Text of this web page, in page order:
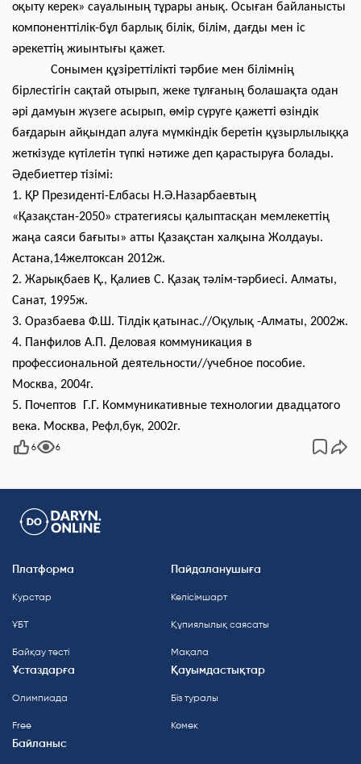
оқыту керек» сауалының тұрары анық. Осыған байланысты
компоненттілік-бұл барлық білік, білім, дағды мен іс
әрекеттің жиынтығы қажет.
Сонымен құзіреттілікті тәрбие мен білімнің
бірлестігін сақтай отырып, жеке тұлғаның болашақта одан
әрі дамуын жүзеге асырып, өмір сүруге қажетті өзіндік
бағдарын айқындап алуға мүмкіндік беретін құзырлылыққа
жеткізуде күтілетін түпкі нәтиже деп қарастыруға болады.
Әдебиеттер тізімі:
1. ҚР Президенті-Елбасы Н.Ә.Назарбаевтың
«Қазақстан-2050» стратегиясы қалыптасқан мемлекеттің
жаңа саяси бағыты» атты Қазақстан халқына Жолдауы.
Астана,14желтоксан 2012ж.
2. Жарықбаев Қ., Қалиев С. Қазақ тәлім-тәрбиесі. Алматы,
Санат, 1995ж.
3. Оразбаева Ф.Ш. Тілдік қатынас.//Оқулық -Алматы, 2002ж.
4. Панфилов А.П. Деловая коммуникация в
профессиональной деятельности//учебное пособие.
Москва, 2004г.
5. Почептов Г.Г. Коммуникативные технологии двадцатого
века. Москва, Рефл,бук, 2002г.
6 6
Платформа
Курстар
ҰБТ
Байқау тесті
Пайдаланушыға
Келісімшарт
Құпиялылық саясаты
Мақала
Ұстаздарға
Олимпиада
Free
Қауымдастықтар
Біз туралы
Көмек
Байланыс